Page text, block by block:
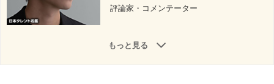
評論家・コメンテーター
もっと見る